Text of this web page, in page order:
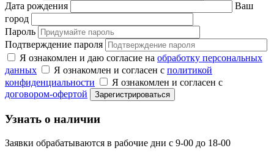
Дата рождения
Ваш
город
Пароль
Подтверждение пароля
Я ознакомлен и даю согласие на обработку персональных
данных
Я ознакомлен и согласен с политикой
конфиденциальности
Я ознакомлен и согласен с
договором-офертой
Узнать о наличии
Заявки обрабатываются в рабочие дни с 9-00 до 18-00